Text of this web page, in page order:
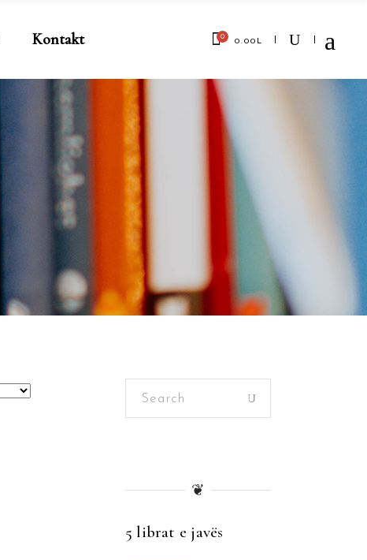
Kontakt 0 0.00 L
No products in the cart.
Search
❦
5 librat e javës